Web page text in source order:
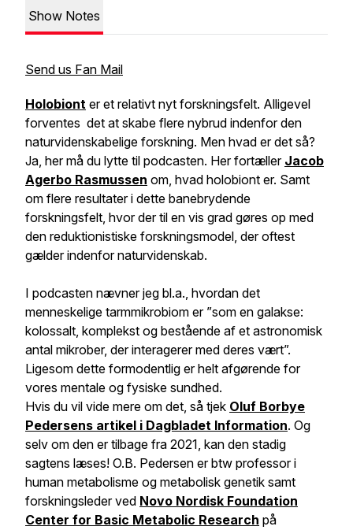
Show Notes
Send us Fan Mail
Holobiont er et relativt nyt forskningsfelt. Alligevel
forventes det at skabe flere nybrud indenfor den
naturvidenskabelige forskning. Men hvad er det så?
Ja, her må du lytte til podcasten. Her fortæller Jacob
Agerbo Rasmussen om, hvad holobiont er. Samt
om flere resultater i dette banebrydende
forskningsfelt, hvor der til en vis grad gøres op med
den reduktionistiske forskningsmodel, der oftest
gælder indenfor naturvidenskab.
I podcasten nævner jeg bl.a., hvordan det
menneskelige tarmmikrobiom er ”som en galakse:
kolossalt, komplekst og bestående af et astronomisk
antal mikrober, der interagerer med deres vært”.
Ligesom dette formodentlig er helt afgørende for
vores mentale og fysiske sundhed.
Hvis du vil vide mere om det, så tjek Oluf Borbye
Pedersens artikel i Dagbladet Information. Og
selv om den er tilbage fra 2021, kan den stadig
sagtens læses! O.B. Pedersen er btw professor i
human metabolisme og metabolisk genetik samt
forskningsleder ved Novo Nordisk Foundation
Center for Basic Metabolic Research på